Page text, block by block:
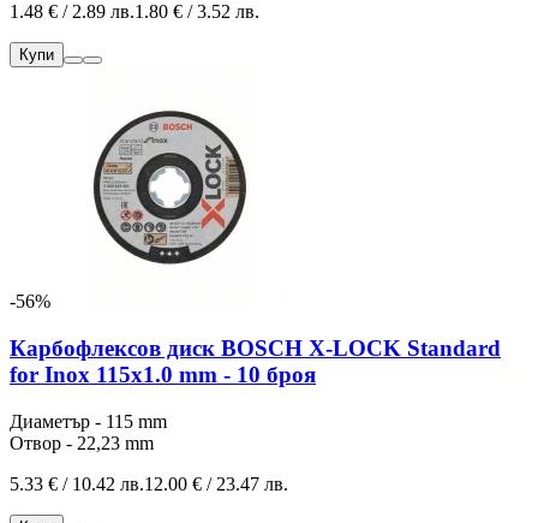
1.48 € / 2.89 лв.1.80 € / 3.52 лв.
Купи
-56%
Карбофлексов диск BOSCH X-LOCK Standard
for Inox 115x1.0 mm - 10 броя
Диаметър - 115 mm
Отвор - 22,23 mm
5.33 € / 10.42 лв.12.00 € / 23.47 лв.